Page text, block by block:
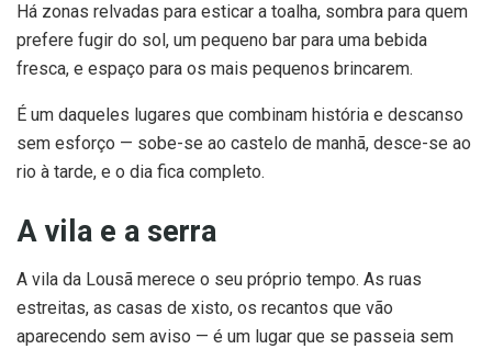
Há zonas relvadas para esticar a toalha, sombra para quem
prefere fugir do sol, um pequeno bar para uma bebida
fresca, e espaço para os mais pequenos brincarem.
É um daqueles lugares que combinam história e descanso
sem esforço — sobe-se ao castelo de manhã, desce-se ao
rio à tarde, e o dia fica completo.
A vila e a serra
A vila da Lousã merece o seu próprio tempo. As ruas
estreitas, as casas de xisto, os recantos que vão
aparecendo sem aviso — é um lugar que se passeia sem